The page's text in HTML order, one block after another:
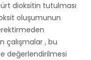
dioksitin tutulması
oluşumunun
çalışmalar , bu
değerlendirilmesi